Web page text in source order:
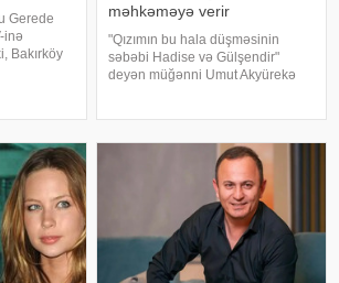
Gerede
inə
Bakırköy
ittiham
məhkəməyə verir
"Qızımın bu hala düşməsinin
səbəbi Hadise və Gülşendir"
deyən müğənni Umut Akyürekə
davam etdirən Akyürek "Mən